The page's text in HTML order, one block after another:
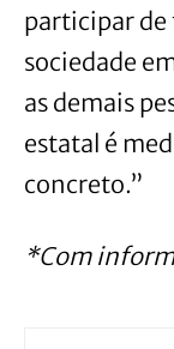
participar de
sociedade
as demais
estatal é
concreto.”
*Com